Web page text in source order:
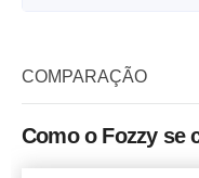
Armazenamento
COMPARAÇÃO
Como o Fozzy se